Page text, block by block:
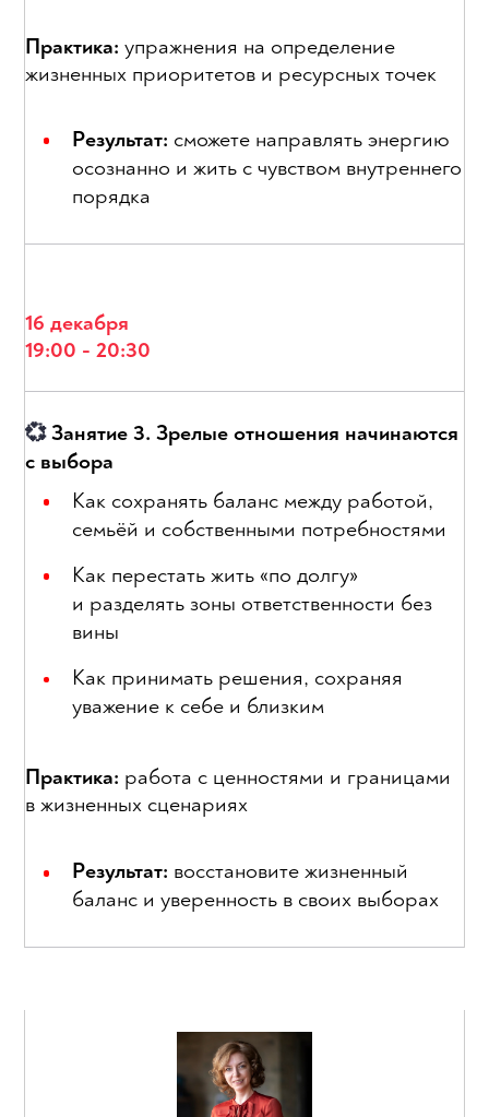
Практика: упражнения на определение
жизненных приоритетов и ресурсных точек
Результат: сможете направлять энергию
осознанно и жить с чувством внутреннего
порядка
16 декабря
19:00 - 20:30
💞Занятие 3. Зрелые отношения начинаются
с выбора
Как сохранять баланс между работой,
семьёй и собственными потребностями
Как перестать жить «по долгу»
и разделять зоны ответственности без
вины
Как принимать решения, сохраняя
уважение к себе и близким
Практика: работа с ценностями и границами
в жизненных сценариях
Результат: восстановите жизненный
баланс и уверенность в своих выборах